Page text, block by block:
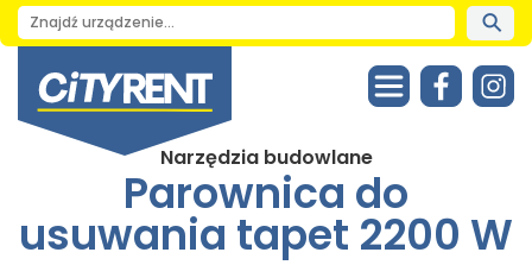
Narzędzia budowlane
Parownica do
usuwania tapet 2200 W